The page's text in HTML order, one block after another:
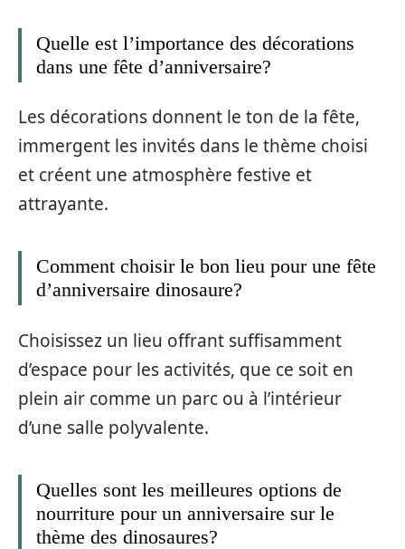
Quelle est l’importance des décorations
dans une fête d’anniversaire?
Les décorations donnent le ton de la fête,
immergent les invités dans le thème choisi
et créent une atmosphère festive et
attrayante.
Comment choisir le bon lieu pour une fête
d’anniversaire dinosaure?
Choisissez un lieu offrant suffisamment
d’espace pour les activités, que ce soit en
plein air comme un parc ou à l’intérieur
d’une salle polyvalente.
Quelles sont les meilleures options de
nourriture pour un anniversaire sur le
thème des dinosaures?